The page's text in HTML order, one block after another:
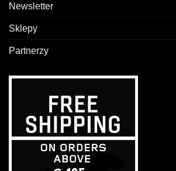
Newsletter
Sklepy
Partnerzy